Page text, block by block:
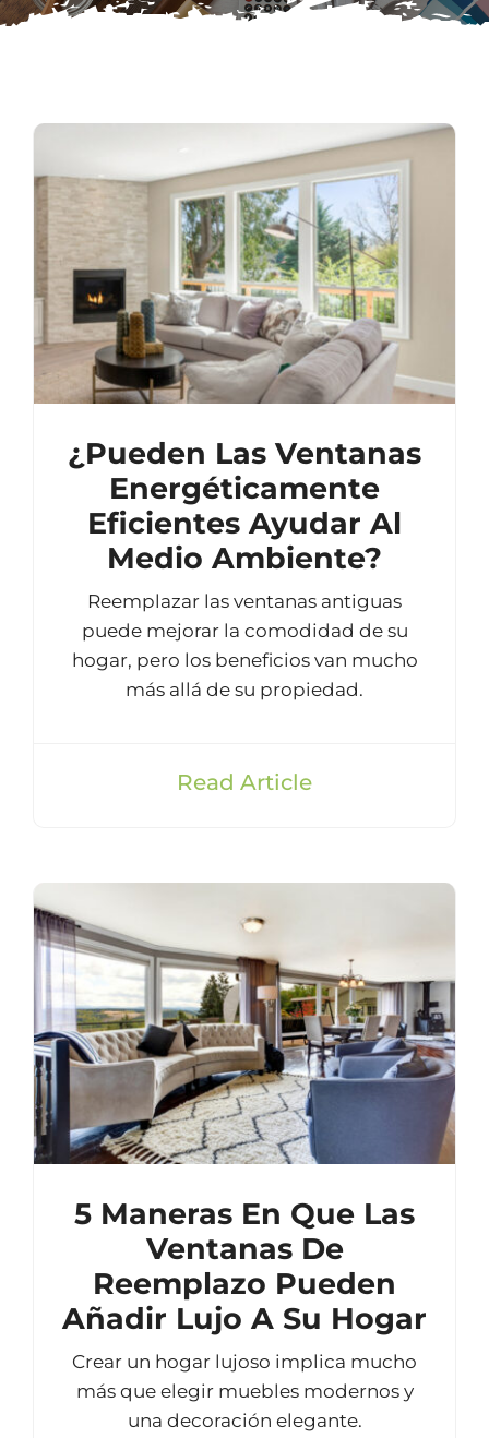
¿Pueden Las Ventanas
Energéticamente
Eficientes Ayudar Al
Medio Ambiente?
Reemplazar las ventanas antiguas
puede mejorar la comodidad de su
hogar, pero los beneficios van mucho
más allá de su propiedad.
Read Article
5 Maneras En Que Las
Ventanas De
Reemplazo Pueden
Añadir Lujo A Su Hogar
Crear un hogar lujoso implica mucho
más que elegir muebles modernos y
una decoración elegante.